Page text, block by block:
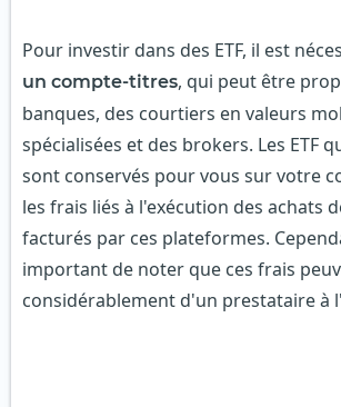
Pour investir dans des ETF, il est
un compte-titres, qui peut être
banques, des courtiers en valeurs
spécialisées et des brokers. Les ETF
sont conservés pour vous sur votre
les frais liés à l'exécution des achats
facturés par ces plateformes.
important de noter que ces frais
considérablement d'un prestataire à